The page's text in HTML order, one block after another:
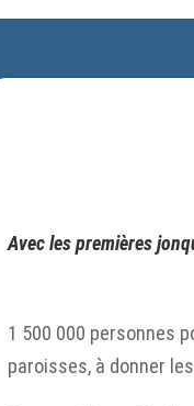
Avec les premières
1 500 000 personnes
paroisses, à donner